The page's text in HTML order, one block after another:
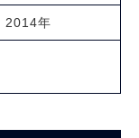
2014年